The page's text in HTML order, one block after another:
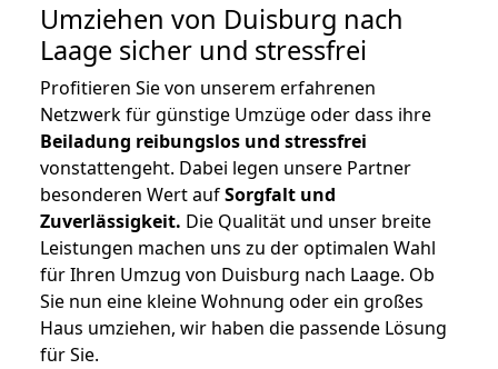
Umziehen von Duisburg nach
Laage sicher und stressfrei
Profitieren Sie von unserem erfahrenen
Netzwerk für günstige Umzüge oder dass ihre
Beiladung reibungslos und stressfrei
vonstattengeht. Dabei legen unsere Partner
besonderen Wert aufSorgfalt und
Zuverlässigkeit. Die Qualität und unser breite
Leistungen machen uns zu der optimalen Wahl
für Ihren Umzug von Duisburg nach Laage. Ob
Sie nun eine kleine Wohnung oder ein großes
Haus umziehen, wir haben die passende Lösung
für Sie.